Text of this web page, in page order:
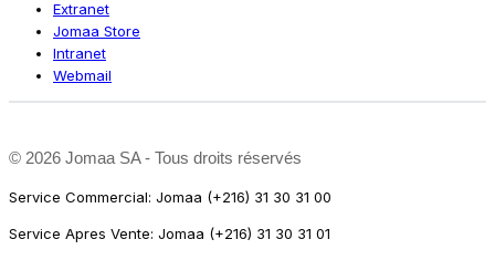
Extranet
Jomaa Store
Intranet
Webmail
© 2026 Jomaa SA - Tous droits réservés
Service Commercial: Jomaa (+216) 31 30 31 00
Service Apres Vente: Jomaa (+216) 31 30 31 01